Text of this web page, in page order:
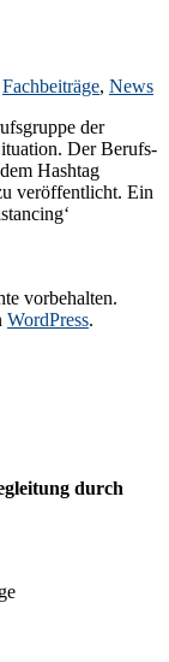
Fachbeiträge, News
der
Der Berufs-
Hashtag
veröffentlicht. Ein
vorbehalten.
WordPress.
durch